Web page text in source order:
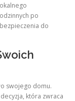
po
do
swojego domu.
która zwraca